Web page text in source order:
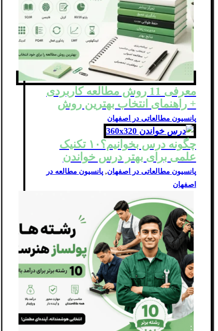
معرفی 11 روش مطالعه کاربردی
+ راهنمای انتخاب بهترین روش
پانسیون مطالعاتی در اصفهان
چگونه درس بخوانیم؟۱۰ تکنیک
علمی برای بهتر درس خواندن
پانسیون مطالعاتی در اصفهان, پانسیون مطالعه در
اصفهان